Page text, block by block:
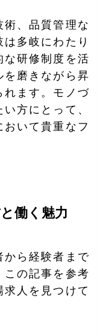
、品質管理な
多岐にわたり
な研修制度を活
を磨きながら昇
れます。モノづ
方にとって、
いて貴重なフ
働く魅力
から経験者まで
の記事を参考
人を見つけて